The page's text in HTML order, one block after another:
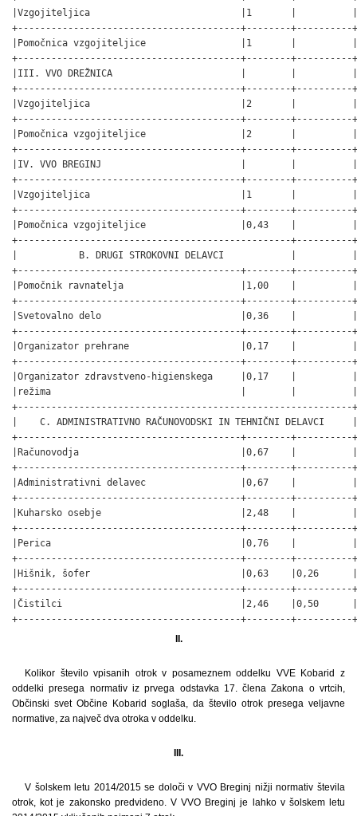
|Vzgojiteljica                           |1       |          |
+----------------------------------------+--------+----------+
|Pomočnica vzgojiteljice                 |1       |          |
+----------------------------------------+--------+----------+
|III. VVO DREŽNICA                       |        |          |
+----------------------------------------+--------+----------+
|Vzgojiteljica                           |2       |          |
+----------------------------------------+--------+----------+
|Pomočnica vzgojiteljice                 |2       |          |
+----------------------------------------+--------+----------+
|IV. VVO BREGINJ                         |        |          |
+----------------------------------------+--------+----------+
|Vzgojiteljica                           |1       |          |
+----------------------------------------+--------+----------+
|Pomočnica vzgojiteljice                 |0,43    |          |
+-------------------------------------------------+----------+
|           B. DRUGI STROKOVNI DELAVCI            |          |
+----------------------------------------+--------+----------+
|Pomočnik ravnatelja                     |1,00    |          |
+----------------------------------------+--------+----------+
|Svetovalno delo                         |0,36    |          |
+----------------------------------------+--------+----------+
|Organizator prehrane                    |0,17    |          |
+----------------------------------------+--------+----------+
|Organizator zdravstveno-higienskega     |0,17    |          |
|režima                                  |        |          |
+------------------------------------------------------------+
|    C. ADMINISTRATIVNO RAČUNOVODSKI IN TEHNIČNI DELAVCI     |
+----------------------------------------+--------+----------+
|Računovodja                             |0,67    |          |
+----------------------------------------+--------+----------+
|Administrativni delavec                 |0,67    |          |
+----------------------------------------+--------+----------+
|Kuharsko osebje                         |2,48    |          |
+----------------------------------------+--------+----------+
|Perica                                  |0,76    |          |
+----------------------------------------+--------+----------+
|Hišnik, šofer                           |0,63    |0,26      |
+----------------------------------------+--------+----------+
|Čistilci                                |2,46    |0,50      |
+----------------------------------------+--------+----------+
II.
Kolikor število vpisanih otrok v posameznem oddelku VVE Kobarid z
oddelki presega normativ iz prvega odstavka 17. člena Zakona o vrtcih,
Občinski svet Občine Kobarid soglaša, da število otrok presega veljavne
normative, za največ dva otroka v oddelku.
III.
V šolskem letu 2014/2015 se določi v VVO Breginj nižji normativ števila
otrok, kot je zakonsko predvideno. V VVO Breginj je lahko v šolskem letu